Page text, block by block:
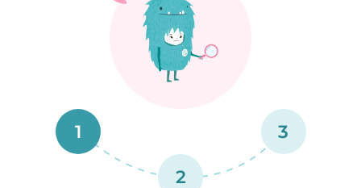
1
2
3